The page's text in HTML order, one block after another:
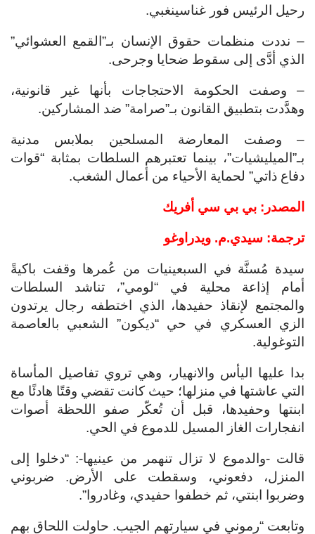
رحيل الرئيس فور غناسينغبي.
– نددت منظمات حقوق الإنسان بـ”القمع العشوائي”
الذي أدَّى إلى سقوط ضحايا وجرحى.
– وصفت الحكومة الاحتجاجات بأنها غير قانونية،
وهدَّدت بتطبيق القانون بـ”صرامة” ضد المشاركين.
– وصفت المعارضة المسلحين بملابس مدنية
بـ”الميليشيات”، بينما تعتبرهم السلطات بمثابة “قوات
دفاع ذاتي” لحماية الأحياء من أعمال الشغب.
المصدر: بي بي سي أفريك
ترجمة: سيدي.م. ويدراوغو
سيدة مُسنَّة في السبعينيات من عُمرها وقفت باكيةً
أمام إذاعة محلية في “لومي”، تناشد السلطات
والمجتمع لإنقاذ حفيدها، الذي اختطفه رجال يرتدون
الزي العسكري في حي “ديكون” الشعبي بالعاصمة
التوغولية.
بدا عليها اليأس والانهيار، وهي تروي تفاصيل المأساة
التي عاشتها في منزلها؛ حيث كانت تقضي وقتًا هادئًا مع
ابنتها وحفيدها، قبل أن تُعكّر صفو اللحظة أصوات
انفجارات الغاز المسيل للدموع في الحي.
قالت -والدموع لا تزال تنهمر من عينيها-: “دخلوا إلى
المنزل، دفعوني، وسقطت على الأرض. ضربوني
وضربوا ابنتي، ثم خطفوا حفيدي، وغادروا”.
وتابعت “رموني في سيارتهم الجيب. حاولت اللحاق بهم